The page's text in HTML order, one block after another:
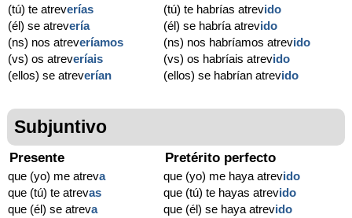
(tú) te atreverías
(él) se atrevería
(ns) nos atreveríamos
(vs) os atreveríais
(ellos) se atreverían
(tú) te habrías atrevido
(él) se habría atrevido
(ns) nos habríamos atrevido
(vs) os habríais atrevido
(ellos) se habrían atrevido
Subjuntivo
Presente
que (yo) me atreva
que (tú) te atrevas
que (él) se atreva
Pretérito perfecto
que (yo) me haya atrevido
que (tú) te hayas atrevido
que (él) se haya atrevido